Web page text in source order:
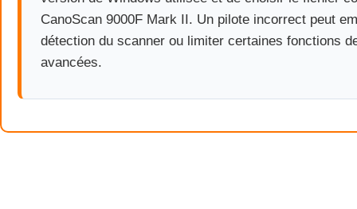
CanoScan 9000F Mark II. Un pilote incorrect peut
détection du scanner ou limiter certaines fonctions
avancées.